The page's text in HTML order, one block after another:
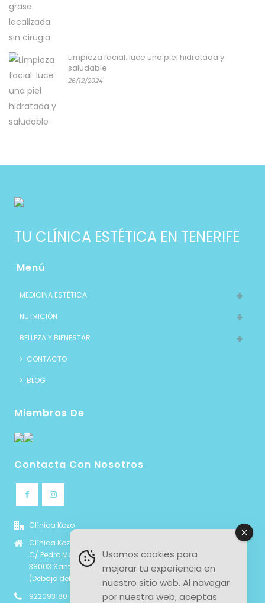
Limpieza facial: luce una piel hidratada y
saludable
26/12/2024
TU CLÍNICA ESTÉTICA EN TENERIFE
Menú
MEDICINA ESTÉTICA
NUTRICIÓN
BELLEZA Y BIENESTAR
CONTACTO
BLOG
Miembros De
Contacta Con Nosotros
Clínica Kozo
Clínica Kozo - Medicina estética y Nutrición
C/ Pedro Modesto Campos 6, local 4b
38003 Santa Cruz de Tenerife
(Debajo del CC Wehbe Santa Cruz)
922093180
Usamos cookies para
mejorar tu experiencia en
nuestro sitio web. Al navegar
por nuestra web, aceptas